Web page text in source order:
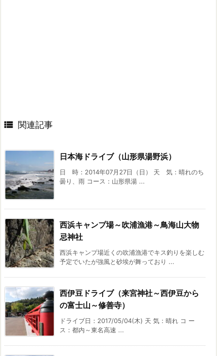
 関連記事
日本海ドライブ（山形県湯野浜）
日 時：2014年07月27日（日） 天 気：晴れのち
曇り、雨 コース：山形県湯 ...
西浜キャンプ場～吹浦漁港～鳥海山大物
忌神社
西浜キャンプ場近くの吹浦漁港でキス釣りを楽しむ
予定でいたが強風と砂埃が舞っており ...
西伊豆ドライブ（来宮神社～西伊豆から
の富士山～修善寺）
ドライブ日：2017/05/04(木) 天 気：晴れ コ ー
ス：都内～東名高速 ...